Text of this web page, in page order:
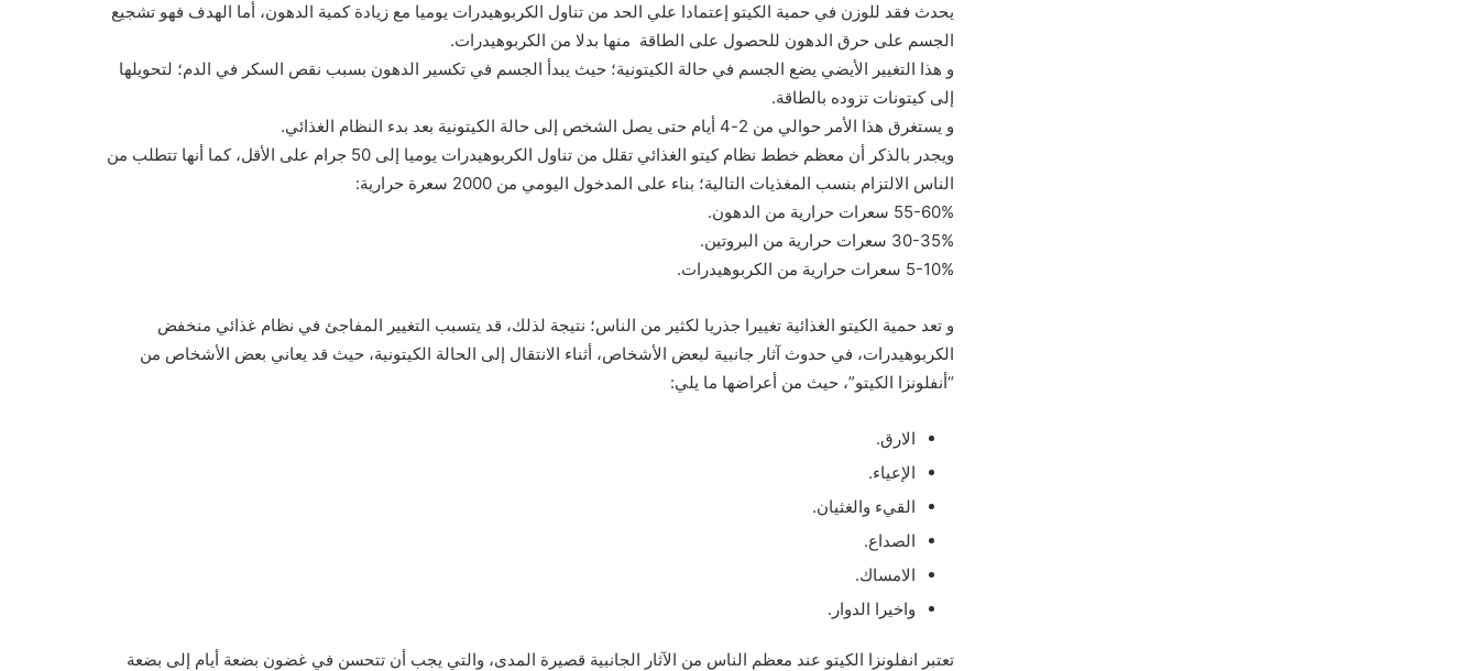
يحدث فقد للوزن في حمية الكيتو إعتمادا علي الحد من تناول الكربوهيدرات يوميا مع زيادة كمية الدهون، أما الهدف فهو تشجيع
الجسم على حرق الدهون للحصول على الطاقة منها بدلا من الكربوهيدرات.
و هذا التغيير الأيضي يضع الجسم في حالة الكيتونية؛ حيث يبدأ الجسم في تكسير الدهون بسبب نقص السكر في الدم؛ لتحويلها
إلى كيتونات تزوده بالطاقة.
و يستغرق هذا الأمر حوالي من 2-4 أيام حتى يصل الشخص إلى حالة الكيتونية بعد بدء النظام الغذائي.
ويجدر بالذكر أن معظم خطط نظام كيتو الغذائي تقلل من تناول الكربوهيدرات يوميا إلى 50 جرام على الأقل، كما أنها تتطلب من
الناس الالتزام بنسب المغذيات التالية؛ بناء على المدخول اليومي من 2000 سعرة حرارية:
55-60% سعرات حرارية من الدهون.
30-35% سعرات حرارية من البروتين.
5-10% سعرات حرارية من الكربوهيدرات.
و تعد حمية الكيتو الغذائية تغييرا جذريا لكثير من الناس؛ نتيجة لذلك، قد يتسبب التغيير المفاجئ في نظام غذائي منخفض
الكربوهيدرات، في حدوث آثار جانبية لبعض الأشخاص، أثناء الانتقال إلى الحالة الكيتونية، حيث قد يعاني بعض الأشخاص من
“أنفلونزا الكيتو”، حيث من أعراضها ما يلي:
الارق.
الإعياء.
القيء والغثيان.
الصداع.
الامساك.
واخيرا الدوار.
تعتبر انفلونزا الكيتو عند معظم الناس من الآثار الجانبية قصيرة المدى، والتي يجب أن تتحسن في غضون بضعة أيام إلى بضعة